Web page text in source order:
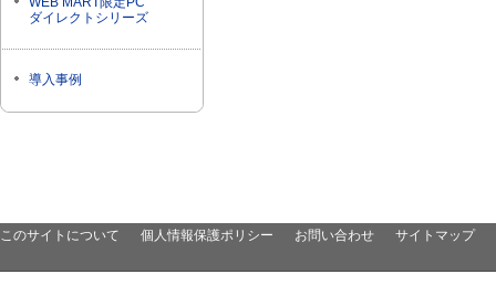
ダイレクトシリーズ
導入事例
このサイトについて 個人情報保護ポリシー お問い合わせ サイトマップ